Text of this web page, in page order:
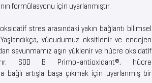
formülasyonu için uyarlanmıştır.
stres arasındaki yakın bağlantı bilimsel
Yaşlandıkça, vücudumuz oksitlenir ve endojen
savunmamız aşırı yüklenir ve hücre oksidatif
SOD B Primo-antioxidant®, hücre
bağlı artışla başa çıkmak için uyarlanmış bir